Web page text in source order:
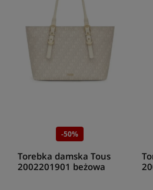
-50%
Torebka damska Tous
2002201901 beżowa